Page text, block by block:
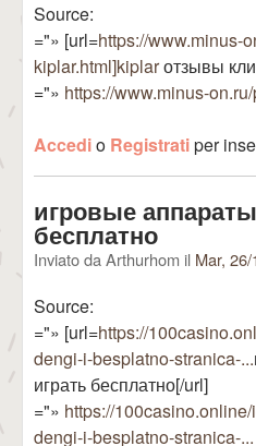
Source:
="» [url=https://www.minus-
kiplar.html]kiplarотзывы
="» https://www.minus-
Accedio Registratiper
игровые
бесплатно
Inviato daArthurhom il Mar,
Source:
="» [url=https://
dengi-i-besplatno-stranica-...
играть бесплатно[/url]
="» https://
dengi-i-besplatno-stranica-...